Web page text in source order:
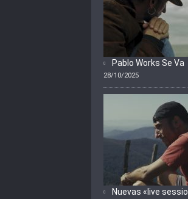
Pablo Works Se Va
28/10/2025
Nuevas «live